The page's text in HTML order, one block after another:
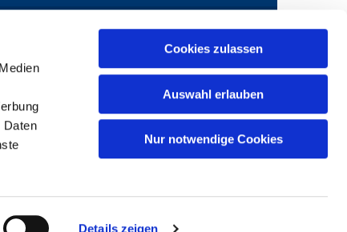
Daten
Details zeigen
Cookies zulassen
Auswahl erlauben
Nur notwendige Cookies
mail@bernhard-lichtenberg.berlin